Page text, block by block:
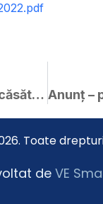
Publicație de căsătorie – CÎRPACIU IOAN-ȘTEFAN / REZMIAN MARINELA
Toate
deVE